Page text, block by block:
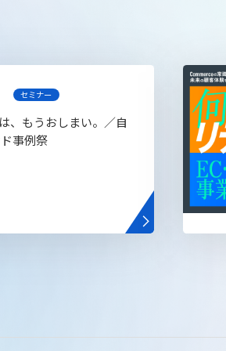
セミナー
、もうおしまい。／自
事例祭